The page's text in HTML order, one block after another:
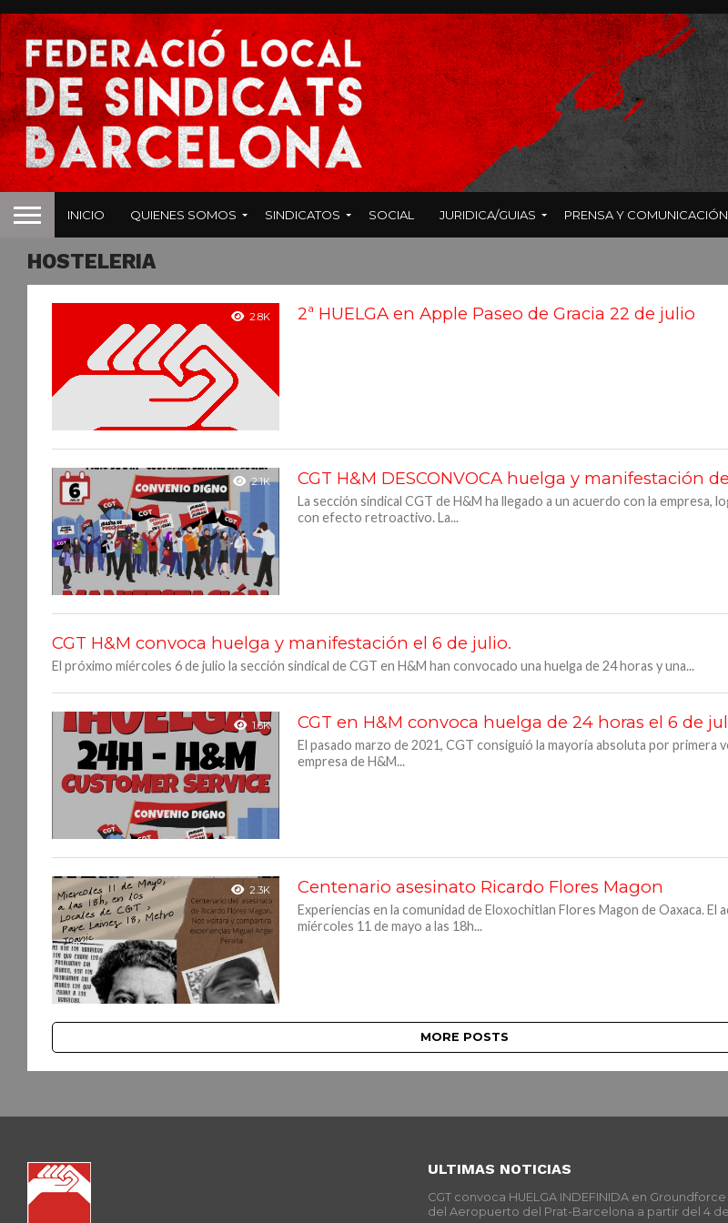
INICIO QUIENES SOMOS SINDICATOS SOCIAL JURIDICA/GUIAS PRENSA Y COMUNICACIÓN
HOSTELERIA
2.8K 2ª HUELGA en Apple Paseo de Gracia 22 de julio
2.1K CGT H&M DESCONVOCA huelga y manifestación
La sección sindical CGT de H&M ha llegado a un acuerdo con la empresa,
con efecto retroactivo. La...
CGT H&M convoca huelga y manifestación el 6 de julio.
El próximo miércoles 6 de julio la sección sindical de CGT en H&M han convocado una huelga de 24 horas y una...
1.6K CGT en H&M convoca huelga de 24 horas el 6 de
El pasado marzo de 2021, CGT consiguió la mayoría absoluta por primera
empresa de H&M...
2.3K Centenario asesinato Ricardo Flores Magon
Experiencias en la comunidad de Eloxochitlan Flores Magon de Oaxaca. El
miércoles 11 de mayo a las 18h...
MORE POSTS
ULTIMAS NOTICIAS
CGT convoca HUELGA INDEFINIDA en
del Aeropuerto del Prat-Barcelona a partir del 4